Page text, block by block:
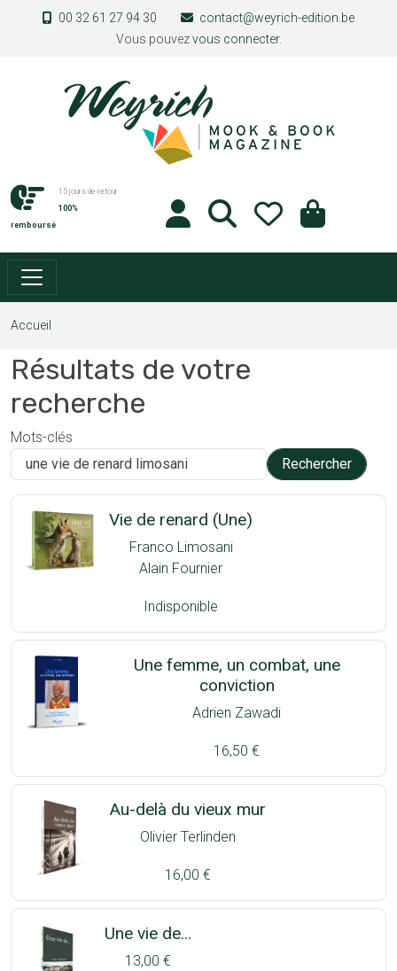
Aller au contenu principal
00 32 61 27 94 30
contact@weyrich-edition.be
Vous pouvezvous connecter.
15 jours de retour
100%
remboursé
Accueil
Résultats de votre
recherche
Mots-clés
Vie de renard (Une)
Franco Limosani
Alain Fournier
Indisponible
Une femme, un combat, une
conviction
Adrien Zawadi
16,50 €
Au-delà du vieux mur
Olivier Terlinden
16,00 €
Une vie de...
13,00 €